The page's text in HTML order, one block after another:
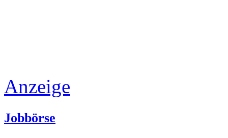
Anzeige
Jobbörse